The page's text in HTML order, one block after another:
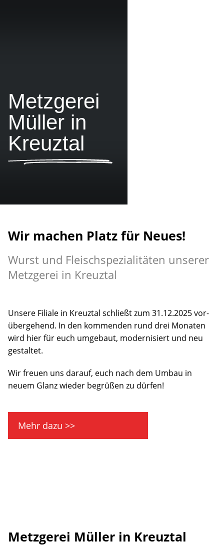
Metzgerei
Müller in
Kreuztal
Wir machen Platz für Neues!
Wurst und Fleischspezialitäten unserer
Metzgerei in Kreuztal
Unsere Filiale in Kreuztal schließt zum 31.12.2025 vor­
über­gehend. In den kommen­den rund drei Monaten
wird hier für euch um­ge­baut, moderni­siert und neu
ge­staltet.
Wir freuen uns darauf, euch nach dem Um­bau in
neuem Glanz wieder be­grüßen zu dür­fen!
Mehr dazu >>
Metzgerei Müller in Kreuztal